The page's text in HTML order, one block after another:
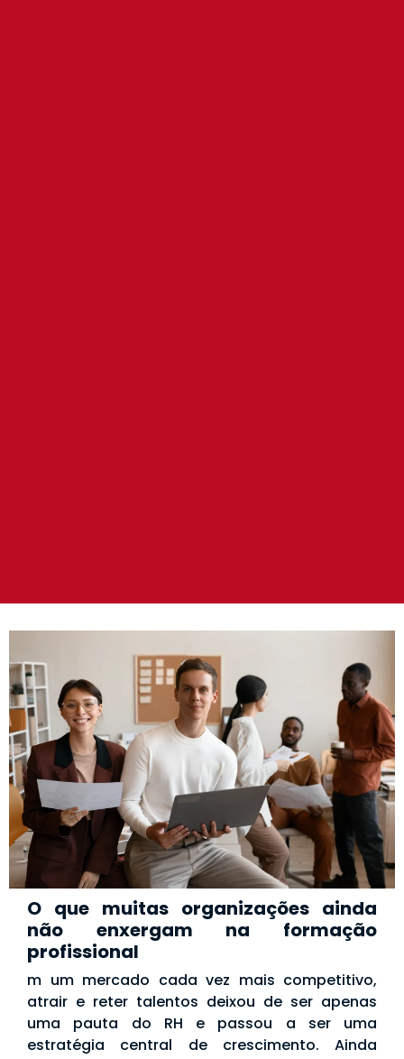
O que muitas organizações ainda
não enxergam na formação
profissional
m um mercado cada vez mais competitivo,
atrair e reter talentos deixou de ser apenas
uma pauta do RH e passou a ser uma
estratégia central de crescimento. Ainda